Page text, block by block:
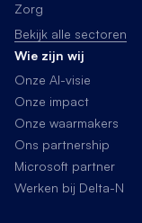
Zorg
Bekijk alle sectoren
Wie zijn wij
Onze AI-visie
Onze impact
Onze waarmakers
Ons partnership
Microsoft partner
Werken bij Delta-N